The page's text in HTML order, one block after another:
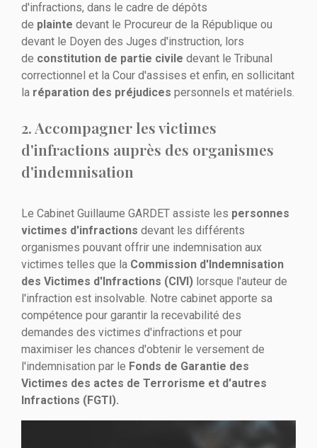
d'infractions, dans le cadre de dépôts
de plainte devant le Procureur de la République ou
devant le Doyen des Juges d'instruction, lors
de constitution de partie civile devant le Tribunal
correctionnel et la Cour d'assises et enfin, en sollicitant
la réparation des préjudices personnels et matériels.
2. Accompagner les victimes
d'infractions auprès des organismes
d'indemnisation
Le Cabinet Guillaume GARDET assiste les personnes
victimes d'infractions devant les différents
organismes pouvant offrir une indemnisation aux
victimes telles que la Commission d'Indemnisation
des Victimes d'Infractions (CIVI) lorsque l'auteur de
l'infraction est insolvable. Notre cabinet apporte sa
compétence pour garantir la recevabilité des
demandes des victimes d'infractions et pour
maximiser les chances d'obtenir le versement de
l'indemnisation par le Fonds de Garantie des
Victimes des actes de Terrorisme et d'autres
Infractions (FGTI).